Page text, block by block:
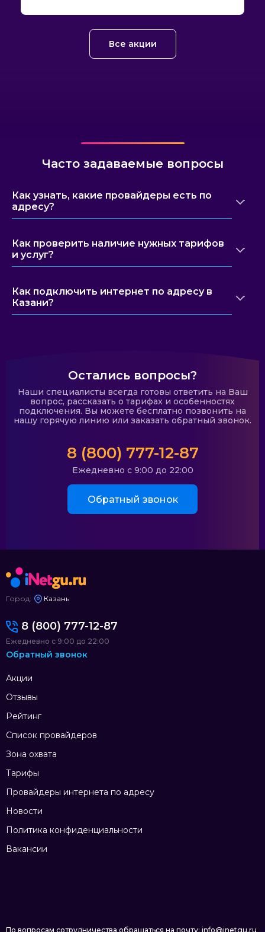
Все акции
Часто задаваемые вопросы
Как узнать, какие провайдеры есть по
адресу?
Как проверить наличие нужных тарифов
и услуг?
Как подключить интернет по адресу в
Казани?
Остались вопросы?
Наши специалисты всегда готовы ответить на Ваш
вопрос, рассказать о тарифах и особенностях
подключения. Вы можете бесплатно позвонить на
нашу горячую линию или заказать обратный звонок.
8 (800) 777-12-87
Ежедневно с 9:00 до 22:00
Обратный звонок
Город: Казань
Акции
Отзывы
Рейтинг
Список провайдеров
Зона охвата
Тарифы
Провайдеры интернета по адресу
Новости
Политика конфиденциальности
Вакансии
8 (800) 777-12-87
Ежедневно с 9:00 до 22:00
Обратный звонок
По вопросам сотрудничества обращаться на почту: info@inetgu.ru